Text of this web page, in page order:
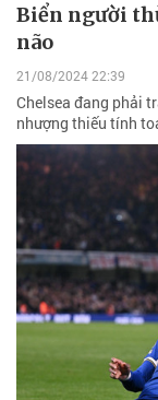
Biển người
não
21/08/2024 22:39
Chelsea đang phải
nhượng thiếu tính